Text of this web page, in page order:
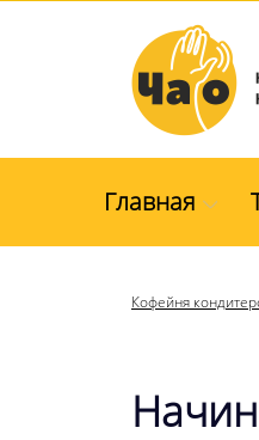
Главная
Кофейня